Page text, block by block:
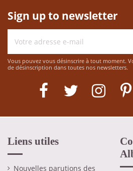
Sign up to newsletter
Vous pouvez vous désinscrire à tout moment.
de désinscription dans toutes nos newsletters.
Liens utiles
Nouvelles parutions des